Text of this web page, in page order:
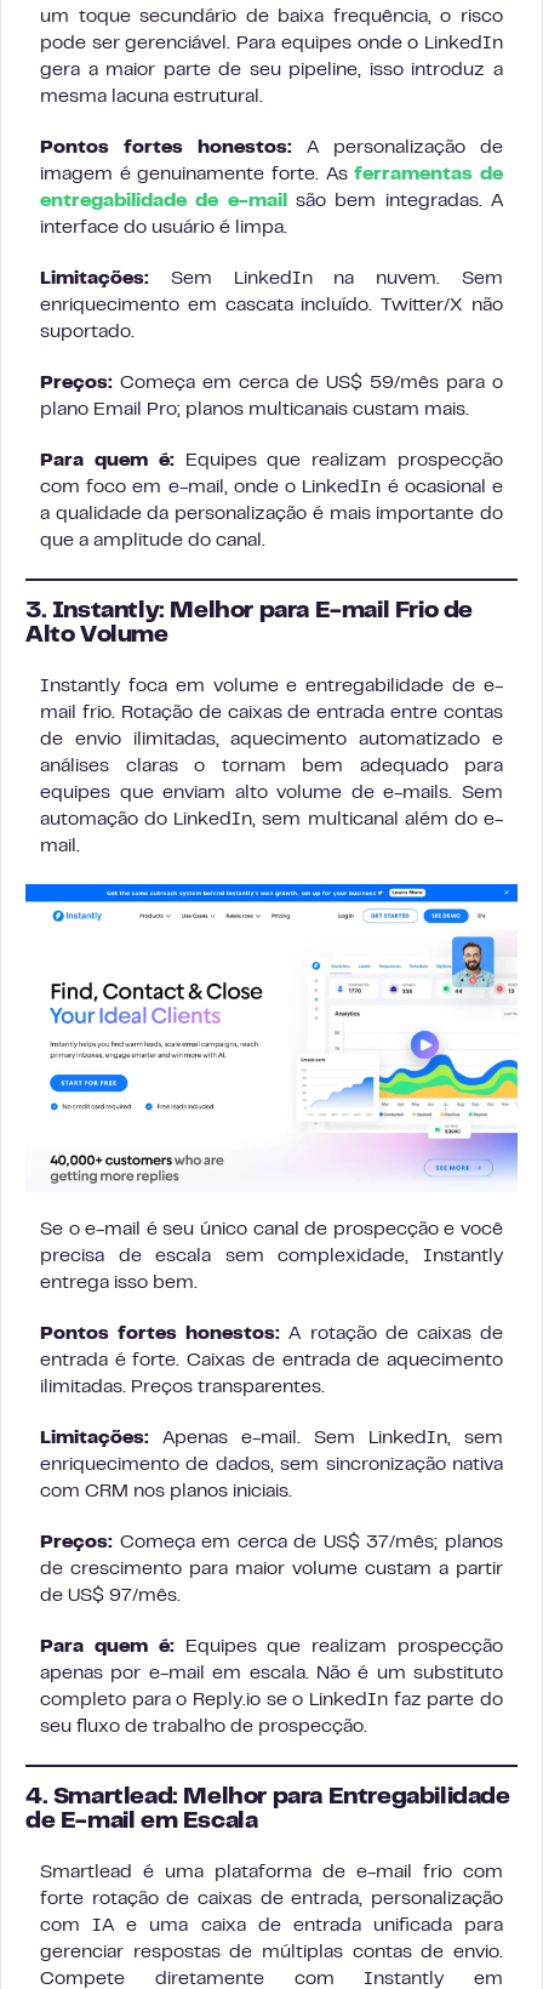
um toque secundário de baixa frequência, o risco
pode ser gerenciável. Para equipes onde o LinkedIn
gera a maior parte de seu pipeline, isso introduz a
mesma lacuna estrutural.
Pontos fortes honestos: A personalização de
imagem é genuinamente forte. Asferramentas de
entregabilidade de e-mail
são bem integradas. A
interface do usuário é limpa.
Limitações: Sem LinkedIn na nuvem. Sem
enriquecimento em cascata incluído. Twitter/X não
suportado.
Preços: Começa em cerca de US$ 59/mês para o
plano Email Pro; planos multicanais custam mais.
Para quem é:Equipes que realizam prospecção
com foco em e-mail, onde o LinkedIn é ocasional e
a qualidade da personalização é mais importante do
que a amplitude do canal.
3. Instantly: Melhor para E-mail Frio de
Alto Volume
Instantly foca em volume e entregabilidade de e-
mail frio. Rotação de caixas de entrada entre contas
de envio ilimitadas, aquecimento automatizado e
análises claras o tornam bem adequado para
equipes que enviam alto volume de e-mails. Sem
automação do LinkedIn, sem multicanal além do e-
mail.
Se o e-mail é seu único canal de prospecção e você
precisa de escala sem complexidade, Instantly
entrega isso bem.
Pontos fortes honestos: A rotação de caixas de
entrada é forte. Caixas de entrada de aquecimento
ilimitadas. Preços transparentes.
Limitações: Apenas e-mail. Sem LinkedIn, sem
enriquecimento de dados, sem sincronização nativa
com CRM nos planos iniciais.
Preços: Começa em cerca de US$ 37/mês; planos
de crescimento para maior volume custam a partir
de US$ 97/mês.
Para quem é:Equipes que realizam prospecção
apenas por e-mail em escala. Não é um substituto
completo para o Reply.io se o LinkedIn faz parte do
seu fluxo de trabalho de prospecção.
4. Smartlead: Melhor para Entregabilidade
de E-mail em Escala
Smartlead é uma plataforma de e-mail frio com
forte rotação de caixas de entrada, personalização
com IA e uma caixa de entrada unificada para
gerenciar respostas de múltiplas contas de envio.
Compete diretamente com Instantly em